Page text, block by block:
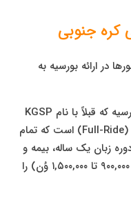
کره جنوبی
در ارائه بورسیه به
این بورسیه که قبلاً با نام KGSP
شناخته می‌شد، یک بورسیه کامل (Full-Ride) است که تمام
زبان یک ساله، بیمه و
کمک هزینه زندگی ماهانه (حدود ۹۰۰,۰۰۰ تا ۱,۵۰۰,۰۰۰ وُن) را